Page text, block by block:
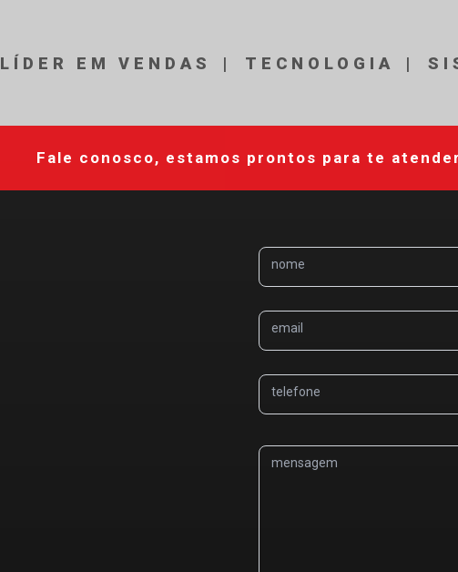
LÍDER EM VENDAS TECNOLOGIA
Fale conosco, estamos prontos para te
nome
email
telefone
mensagem